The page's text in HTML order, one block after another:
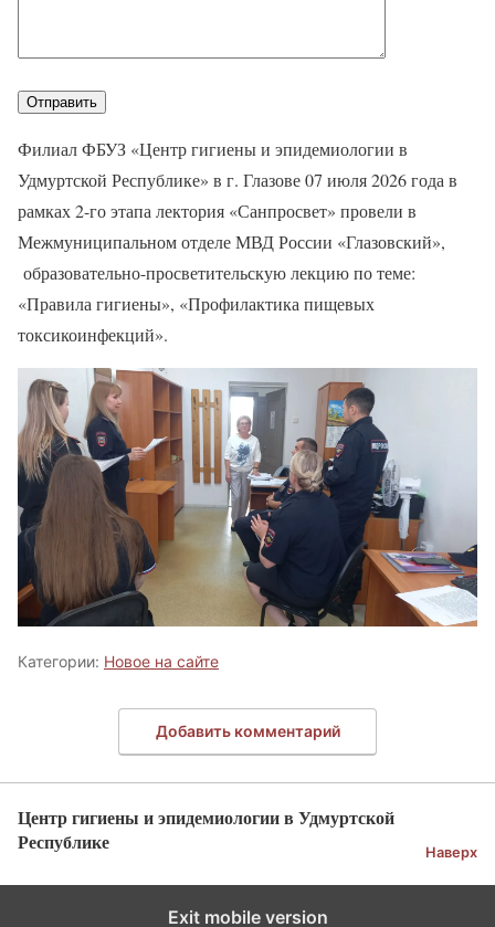
Филиал ФБУЗ «Центр гигиены и эпидемиологии в
Удмуртской Республике» в г. Глазове 07 июля 2026 года в
рамках 2-го этапа лектория «Санпросвет» провели в
Межмуниципальном отделе МВД России «Глазовский»,
образовательно-просветительскую лекцию по теме:
«Правила гигиены», «Профилактика пищевых
токсикоинфекций».
Категории: Новое на сайте
Добавить комментарий
Центр гигиены и эпидемиологии в Удмуртской
Республике
Наверх
Exit mobile version